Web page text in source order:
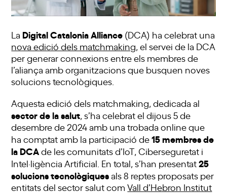
La Digital Catalonia Alliance (DCA) ha celebrat una
nova edició dels matchmaking , el servei de la DCA
per generar connexions entre els membres de
l’aliança amb organitzacions que busquen noves
solucions tecnològiques.
Aquesta edició dels matchmaking, dedicada al
sector de la salut , s’ha celebrat el dijous 5 de
desembre de 2024 amb una trobada online que
ha comptat amb la participació de15 membres de
la DCAde les comunitats d’IoT, Ciberseguretat i
Intel·ligència Artificial. En total, s’han presentat25
solucions tecnològiquesals 8 reptes proposats per
entitats del sector salut comVall d’Hebron Institut